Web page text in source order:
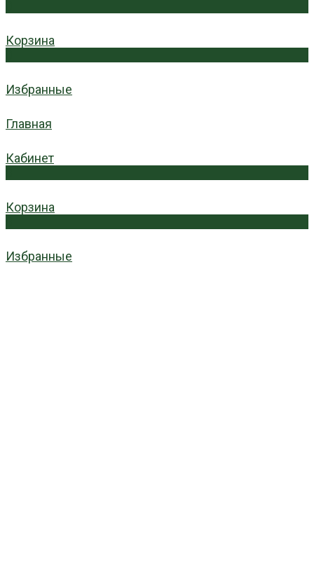
Корзина
Избранные
Главная
Кабинет
Корзина
Избранные